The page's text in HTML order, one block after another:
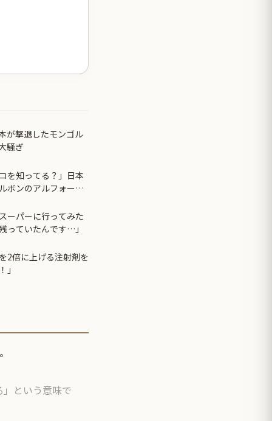
が撃退したモンゴル
騒ぎ
を知ってる？」日本
ボンのアルフォート
ーパーに行ってみた
っていたんです…」
2倍に上げる注射剤を
」
」という意味で